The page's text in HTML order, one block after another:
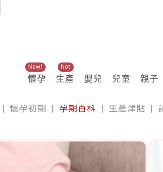
懷孕
New!
生產
hot
嬰兒 兒童 親子
懷孕
| 懷孕初期 | 孕期百科 | 生產津貼 |